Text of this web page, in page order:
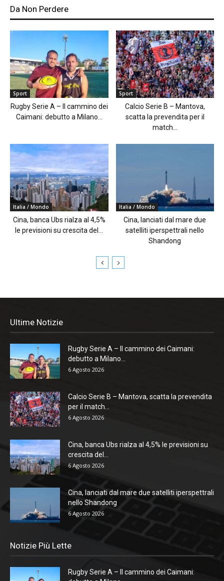
Da Non Perdere
Sport
Rugby Serie A – Il cammino dei
Caimani: debutto a Milano...
Sport
Calcio Serie B – Mantova,
scatta la prevendita per il
match...
Italia / Mondo
Cina, banca Ubs rialza al 4,5%
le previsioni su crescita del...
Italia / Mondo
Cina, lanciati dal mare due
satelliti iperspettrali nello
Shandong
Ultime Notizie
Rugby Serie A – Il cammino dei Caimani:
debutto a Milano...
6 Agosto 2026
Calcio Serie B – Mantova, scatta la prevendita
per il match...
6 Agosto 2026
Cina, banca Ubs rialza al 4,5% le previsioni su
crescita del...
6 Agosto 2026
Cina, lanciati dal mare due satelliti iperspettrali
nello Shandong
6 Agosto 2026
Notizie Più Lette
Rugby Serie A – Il cammino dei Caimani: